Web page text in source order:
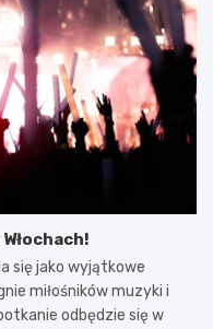
się jako wyjątkowe
miłośników muzyki i
odbędzie się w